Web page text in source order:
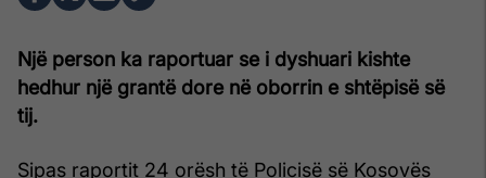
Një person ka raportuar se i dyshuari kishte
hedhur një grantë dore në oborrin e shtëpisë së
tij.
Sipas raportit 24 orësh të Policisë së Kosovës